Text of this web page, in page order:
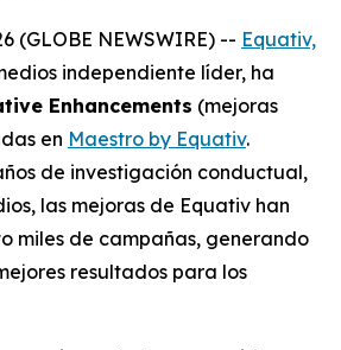
(GLOBE NEWSWIRE) -- Equativ,
independiente líder, ha
Enhancements (mejoras
en Maestro by Equativ.
de investigación conductual,
las mejoras de Equativ han
miles de campañas, generando
resultados para los